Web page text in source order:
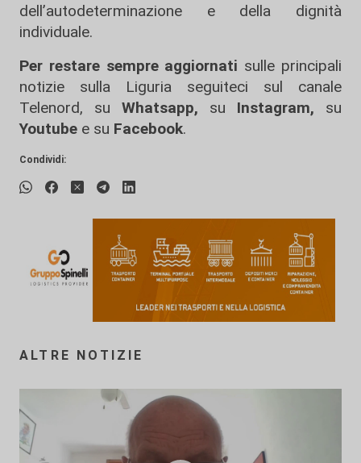
dell’autodeterminazione e della dignità
individuale.
Per restare sempre aggiornati sulle principali
notizie sulla Liguria seguiteci sul canale
Telenord, su
Whatsapp, su Instagram, su
Youtube e su Facebook.
Condividi:
ALTRE NOTIZIE